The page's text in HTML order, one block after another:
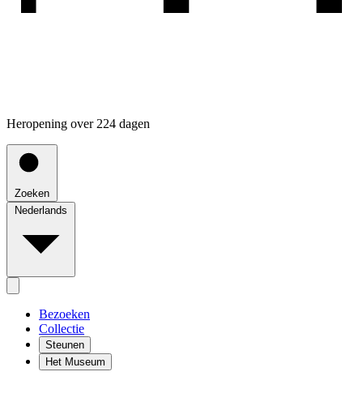
Heropening over 224 dagen
Zoeken
Nederlands
Bezoeken
Collectie
Steunen
Het Museum